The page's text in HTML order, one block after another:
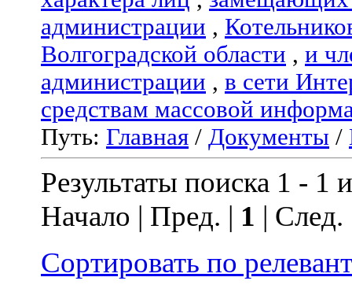
администрации ,
Волгоградской области , и
администрации , в сети
средствам массовой
Путь: Главная / Документы /
Результаты поиска 1 - 1
Начало | Пред. | 1 |
Сортировать по